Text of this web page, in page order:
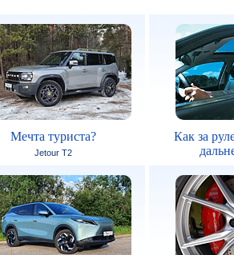
Мечта туриста?
Jetour T2
Как за